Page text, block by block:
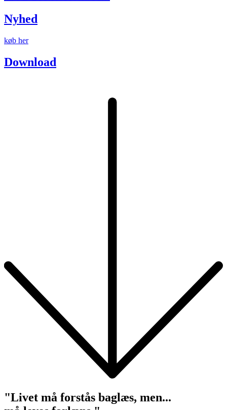
Nyhed
køb her
Download
"Livet må forstås baglæs, men...